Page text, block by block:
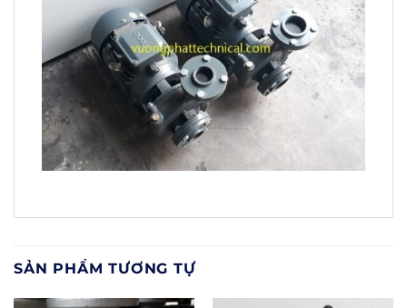
SẢN PHẨM TƯƠNG TỰ